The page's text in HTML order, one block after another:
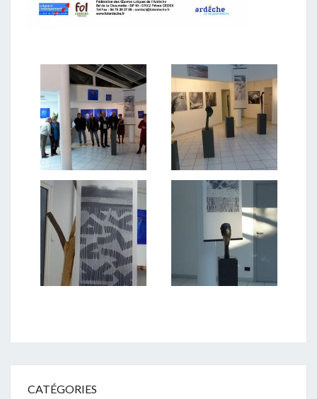
CATÉGORIES